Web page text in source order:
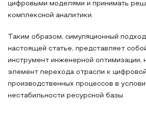
цифровыми моделями и принимать
комплексной аналитики.
Таким образом, симуляционный
настоящей статье, представляет
инструмент инженерной оптимизации,
элемент перехода отрасли к
производственных процессов в
нестабильности ресурсной базы.